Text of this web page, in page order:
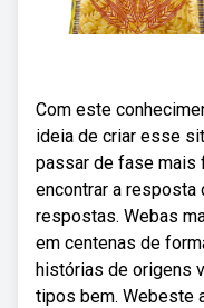
Com este
ideia de criar esse
passar de fase mais
encontrar a resposta
respostas. Webas
em centenas de
histórias de origens
tipos bem. Webeste